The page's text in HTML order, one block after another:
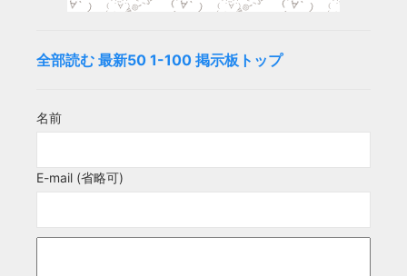
全部読む 最新50 1-100 掲示板トップ
名前
E-mail (省略可)